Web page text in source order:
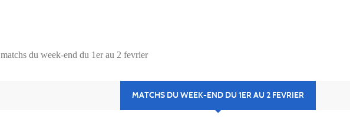
matchs du week-end du 1er au 2 fevrier
MATCHS DU WEEK-END DU 1ER AU 2 FEVRIER